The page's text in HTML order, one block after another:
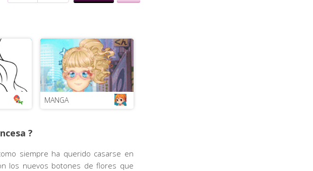
MANGA
?
siempre ha querido casarse en
los nuevos botones de flores que